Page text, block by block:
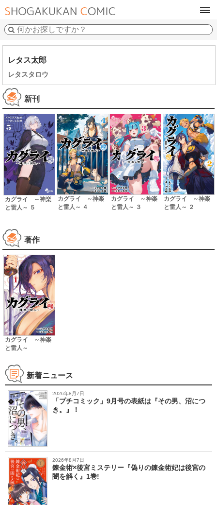
レタス太郎
レタスタロウ
新刊
カグライ ～神楽
と雷人～ ５
カグライ ～神楽
と雷人～ ４
カグライ ～神楽
と雷人～ ３
カグライ ～神楽
と雷人～ ２
著作
カグライ ～神楽
と雷人～
新着ニュース
2026年8月7日
「プチコミック」9月号の表紙は『その男、沼につ
き。』！
2026年8月7日
錬金術×後宮ミステリー『偽りの錬金術妃は後宮の
闇を解く』1巻!